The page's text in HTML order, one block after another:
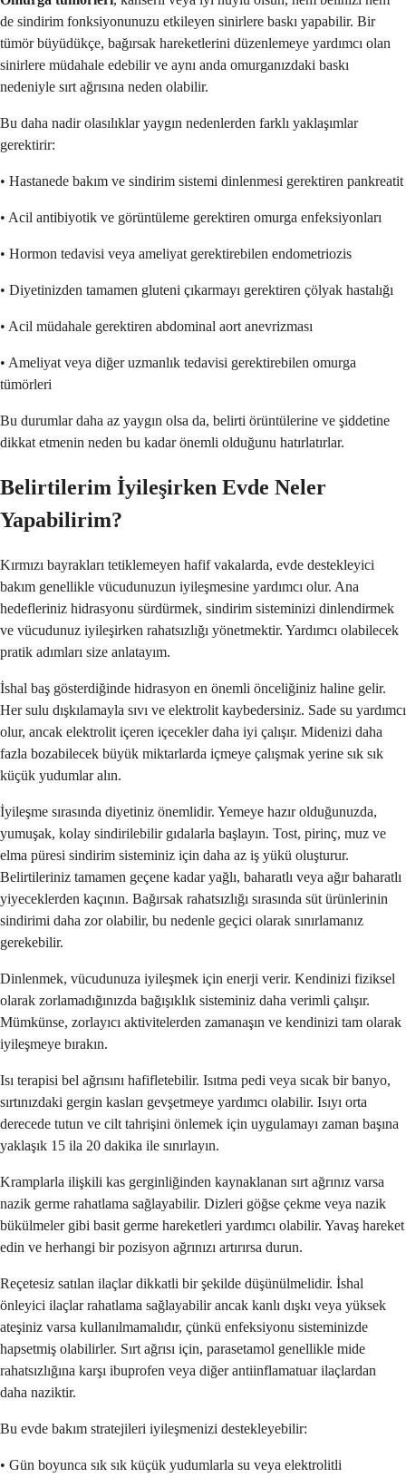
de sindirim fonksiyonunuzu etkileyen sinirlere baskı yapabilir. Bir
tümör büyüdükçe, bağırsak hareketlerini düzenlemeye yardımcı olan
sinirlere müdahale edebilir ve aynı anda omurganızdaki baskı
nedeniyle sırt ağrısına neden olabilir.
Bu daha nadir olasılıklar yaygın nedenlerden farklı yaklaşımlar
gerektirir:
• Hastanede bakım ve sindirim sistemi dinlenmesi gerektiren pankreatit
• Acil antibiyotik ve görüntüleme gerektiren omurga enfeksiyonları
• Hormon tedavisi veya ameliyat gerektirebilen endometriozis
• Diyetinizden tamamen gluteni çıkarmayı gerektiren çölyak hastalığı
• Acil müdahale gerektiren abdominal aort anevrizması
• Ameliyat veya diğer uzmanlık tedavisi gerektirebilen omurga
tümörleri
Bu durumlar daha az yaygın olsa da, belirti örüntülerine ve şiddetine
dikkat etmenin neden bu kadar önemli olduğunu hatırlatırlar.
Belirtilerim İyileşirken Evde Neler
Yapabilirim?
Kırmızı bayrakları tetiklemeyen hafif vakalarda, evde destekleyici
bakım genellikle vücudunuzun iyileşmesine yardımcı olur. Ana
hedefleriniz hidrasyonu sürdürmek, sindirim sisteminizi dinlendirmek
ve vücudunuz iyileşirken rahatsızlığı yönetmektir. Yardımcı olabilecek
pratik adımları size anlatayım.
İshal baş gösterdiğinde hidrasyon en önemli önceliğiniz haline gelir.
Her sulu dışkılamayla sıvı ve elektrolit kaybedersiniz. Sade su yardımcı
olur, ancak elektrolit içeren içecekler daha iyi çalışır. Midenizi daha
fazla bozabilecek büyük miktarlarda içmeye çalışmak yerine sık sık
küçük yudumlar alın.
İyileşme sırasında diyetiniz önemlidir. Yemeye hazır olduğunuzda,
yumuşak, kolay sindirilebilir gıdalarla başlayın. Tost, pirinç, muz ve
elma püresi sindirim sisteminiz için daha az iş yükü oluşturur.
Belirtileriniz tamamen geçene kadar yağlı, baharatlı veya ağır baharatlı
yiyeceklerden kaçının. Bağırsak rahatsızlığı sırasında süt ürünlerinin
sindirimi daha zor olabilir, bu nedenle geçici olarak sınırlamanız
gerekebilir.
Dinlenmek, vücudunuza iyileşmek için enerji verir. Kendinizi fiziksel
olarak zorlamadığınızda bağışıklık sisteminiz daha verimli çalışır.
Mümkünse, zorlayıcı aktivitelerden zamanaşın ve kendinizi tam olarak
iyileşmeye bırakın.
Isı terapisi bel ağrısını hafifletebilir. Isıtma pedi veya sıcak bir banyo,
sırtınızdaki gergin kasları gevşetmeye yardımcı olabilir. Isıyı orta
derecede tutun ve cilt tahrişini önlemek için uygulamayı zaman başına
yaklaşık 15 ila 20 dakika ile sınırlayın.
Kramplarla ilişkili kas gerginliğinden kaynaklanan sırt ağrınız varsa
nazik germe rahatlama sağlayabilir. Dizleri göğse çekme veya nazik
bükülmeler gibi basit germe hareketleri yardımcı olabilir. Yavaş hareket
edin ve herhangi bir pozisyon ağrınızı artırırsa durun.
Reçetesiz satılan ilaçlar dikkatli bir şekilde düşünülmelidir. İshal
önleyici ilaçlar rahatlama sağlayabilir ancak kanlı dışkı veya yüksek
ateşiniz varsa kullanılmamalıdır, çünkü enfeksiyonu sisteminizde
hapsetmiş olabilirler. Sırt ağrısı için, parasetamol genellikle mide
rahatsızlığına karşı ibuprofen veya diğer antiinflamatuar ilaçlardan
daha naziktir.
Bu evde bakım stratejileri iyileşmenizi destekleyebilir:
• Gün boyunca sık sık küçük yudumlarla su veya elektrolitli